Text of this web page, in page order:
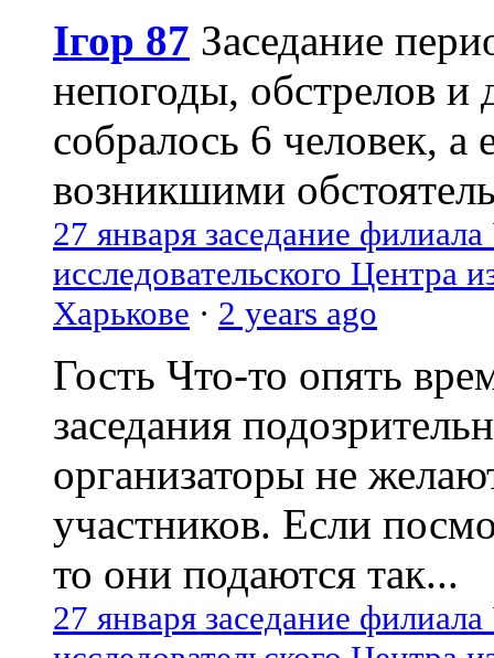
Ігор 87 Заседание
непогоды, обстрелов и
собралось 6 человек, а
возникшими
27 января заседание
исследовательского Центра
Харькове · 2 years ago
Гость Что-то опять
заседания
организаторы не
участников. Если
то они подаются так...
27 января заседание